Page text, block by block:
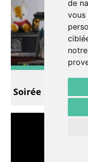
de
vous
Soirée slam et